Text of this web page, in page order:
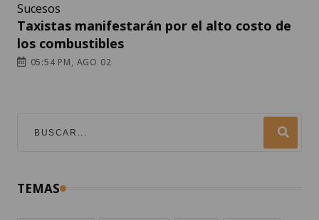
Sucesos
Taxistas manifestarán por el alto costo de
los combustibles
05:54 PM, AGO 02
TEMAS